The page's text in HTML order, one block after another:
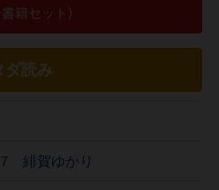
籍セット)
ダ読み
緋賀ゆかり